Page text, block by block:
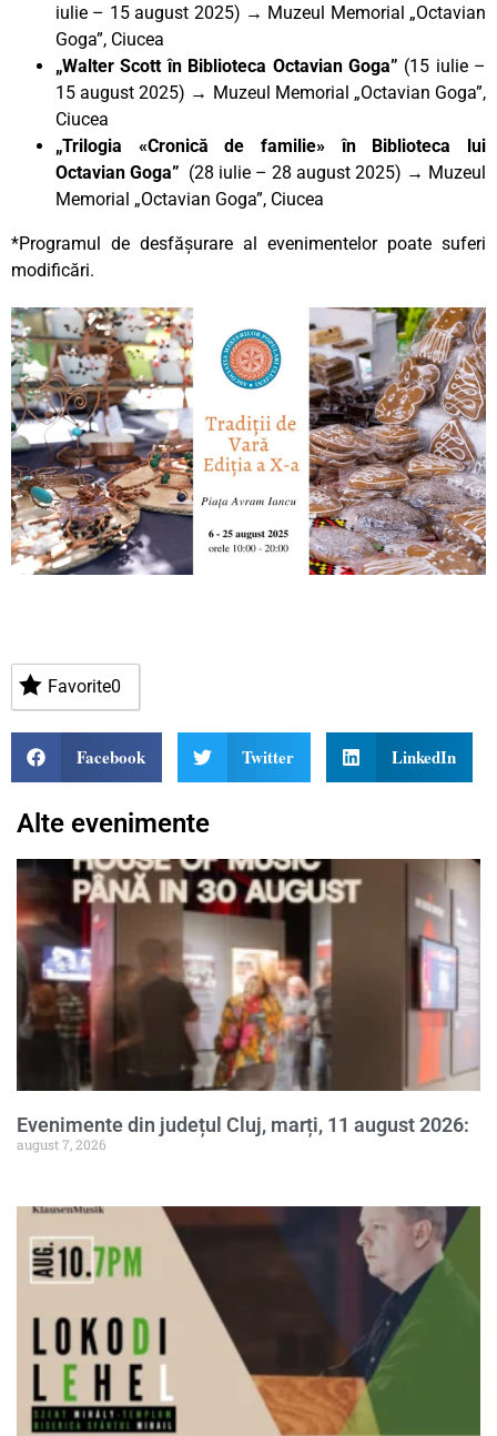
iulie – 15 august 2025) → Muzeul Memorial „Octavian
Goga”, Ciucea
„Walter Scott în Biblioteca Octavian Goga” (15 iulie –
15 august 2025) → Muzeul Memorial „Octavian Goga”,
Ciucea
„Trilogia «Cronică de familie» în Biblioteca lui
Octavian Goga” (28 iulie – 28 august 2025) → Muzeul
Memorial „Octavian Goga”, Ciucea
*Programul de desfășurare al evenimentelor poate suferi
modificări.
Favorite0
Facebook Twitter LinkedIn
Alte evenimente
Evenimente din județul Cluj, marți, 11 august 2026:
august 7, 2026